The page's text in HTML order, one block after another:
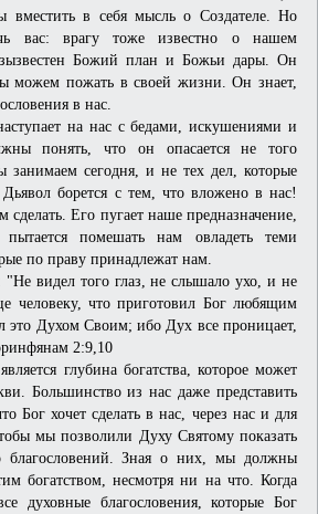
в себя мысль о Создателе. Но
вас: врагу тоже известно о нашем
Божий план и Божьи дары. Он
можем пожать в своей жизни. Он знает,
в нас.
на нас с бедами, искушениями и
понять, что он опасается не того
занимаем сегодня, и не тех дел, которые
борется с тем, что вложено в нас!
Его пугает наше предназначение,
помешать нам овладеть теми
по праву принадлежат нам.
видел того глаз, не слышало ухо, и не
человеку, что приготовил Бог любящим
это Духом Своим; ибо Дух все проницает,
2:9,10
глубина богатства, которое может
Большинство из нас даже представить
Бог хочет сделать в нас, через нас и для
мы позволили Духу Святому показать
Зная о них, мы должны
богатством, несмотря ни на что. Когда
духовные благословения, которые Бог